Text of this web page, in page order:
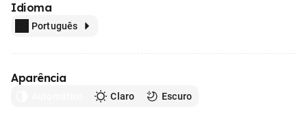
Idioma
Português
Aparência
Claro Escuro